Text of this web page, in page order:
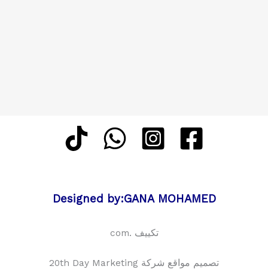
Designed by:GANA MOHAMED
تكييف .com
تصميم مواقع شركة 20th Day Marketing